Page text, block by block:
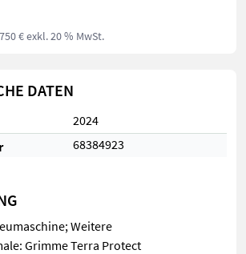
€ exkl. 20 % MwSt.
DATEN
2024
68384923
Weitere
Grimme Terra Protect